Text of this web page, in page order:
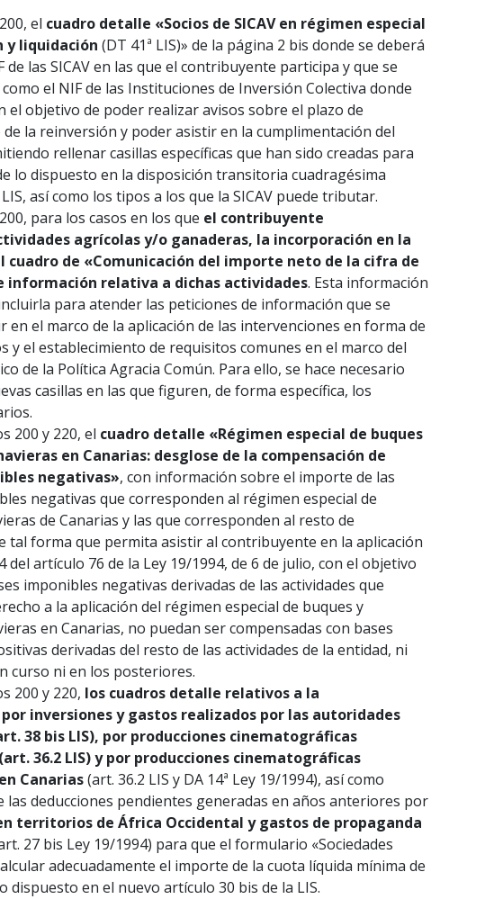
el cuadro detalle «Socios de SICAV en régimen especial
y liquidación (DT 41ª LIS)» de la página 2 bis donde se deberá
de las SICAV en las que el contribuyente participa y que se
el NIF de las Instituciones de Inversión Colectiva donde
el objetivo de poder realizar avisos sobre el plazo de
la reinversión y poder asistir en la cumplimentación del
rellenar casillas específicas que han sido creadas para
lo dispuesto en la disposición transitoria cuadragésima
así como los tipos a los que la SICAV puede tributar.
para los casos en los que el contribuyente
agrícolas y/o ganaderas, la incorporación en la
cuadro de «Comunicación del importe neto de la cifra de
información relativa a dichas actividades. Esta información
para atender las peticiones de información que se
en el marco de la aplicación de las intervenciones en forma de
y el establecimiento de requisitos comunes en el marco del
de la Política Agracia Común. Para ello, se hace necesario
casillas en las que figuren, de forma específica, los
200 y 220, el cuadro detalle «Régimen especial de buques
en Canarias: desglose de la compensación de
negativas», con información sobre el importe de las
negativas que corresponden al régimen especial de
de Canarias y las que corresponden al resto de
tal forma que permita asistir al contribuyente en la aplicación
del artículo 76 de la Ley 19/1994, de 6 de julio, con el objetivo
imponibles negativas derivadas de las actividades que
a la aplicación del régimen especial de buques y
en Canarias, no puedan ser compensadas con bases
derivadas del resto de las actividades de la entidad, ni
curso ni en los posteriores.
200 y 220, los cuadros detalle relativos a la
inversiones y gastos realizados por las autoridades
38 bis LIS), por producciones cinematográficas
36.2 LIS) y por producciones cinematográficas
Canarias(art. 36.2 LIS y DA 14ª Ley 19/1994), así como
las deducciones pendientes generadas en años anteriores por
territorios de África Occidental y gastos de propaganda
27 bis Ley 19/1994) para que el formulario «Sociedades
adecuadamente el importe de la cuota líquida mínima de
dispuesto en el nuevo artículo 30 bis de la LIS.